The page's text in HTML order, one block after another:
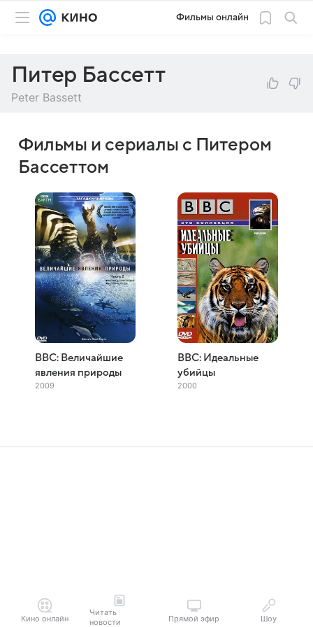
Фильмы онлайн
Питер Бассетт
Peter Bassett
Фильмы и сериалы с Питером
Бассеттом
BBC: Величайшие
явления природы
2009
BBC: Идеальные
убийцы
2000
Кино онлайн
Читать
новости
Прямой эфир Шоу